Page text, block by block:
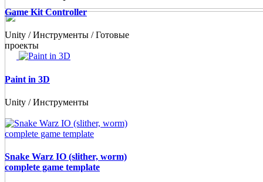
Game Kit Controller
Unity / Инструменты / Готовые
проекты
Paint in 3D
Unity / Инструменты
Snake Warz IO (slither, worm)
complete game template